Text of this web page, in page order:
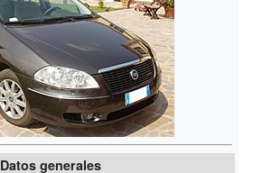
Datos generales